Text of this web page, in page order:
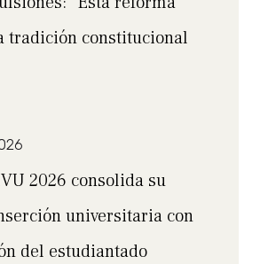
tradición constitucional
2026 consolida su
universitaria con
del estudiantado